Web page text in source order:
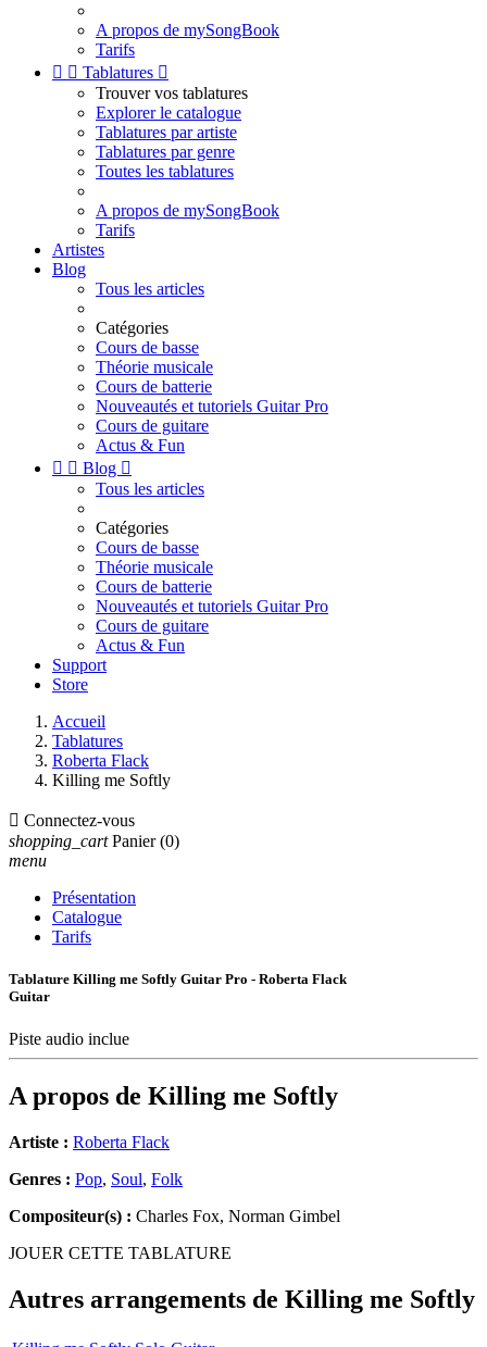
A propos de mySongBook
Tarifs
  Tablatures 
Trouver vos tablatures
Explorer le catalogue
Tablatures par artiste
Tablatures par genre
Toutes les tablatures
A propos de mySongBook
Tarifs
Artistes
Blog
Tous les articles
Catégories
Cours de basse
Théorie musicale
Cours de batterie
Nouveautés et tutoriels Guitar Pro
Cours de guitare
Actus & Fun
  Blog 
Tous les articles
Catégories
Cours de basse
Théorie musicale
Cours de batterie
Nouveautés et tutoriels Guitar Pro
Cours de guitare
Actus & Fun
Support
Store
Accueil
Tablatures
Roberta Flack
Killing me Softly
 Connectez-vous
shopping_cart Panier (0)
menu
Présentation
Catalogue
Tarifs
Tablature Killing me Softly Guitar Pro - Roberta Flack
Guitar
Piste audio inclue
A propos de Killing me Softly
Artiste : Roberta Flack
Genres : Pop, Soul, Folk
Compositeur(s) : Charles Fox, Norman Gimbel
JOUER CETTE TABLATURE
Autres arrangements de Killing me Softly